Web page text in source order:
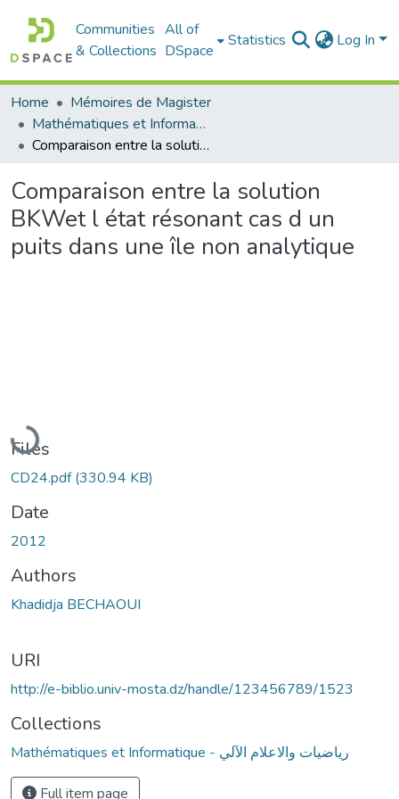
Communities
& Collections
All of
DSpace
Statistics Log In
Home
Mémoires de Magister
Mathématiques et Informatique - رياضيات والاعلام الآلي
Comparaison entre la solution BKWet l état résonant cas d un puits dans une île non analytique
Comparaison entre la solution
BKWet l état résonant cas d un
puits dans une île non analytique
Loading...
Files
CD24.pdf(330.94 KB)
Date
2012
Authors
Khadidja BECHAOUI
URI
http://e-biblio.univ-mosta.dz/handle/123456789/1523
Collections
Mathématiques et Informatique - رياضيات والاعلام الآلي
Full item page